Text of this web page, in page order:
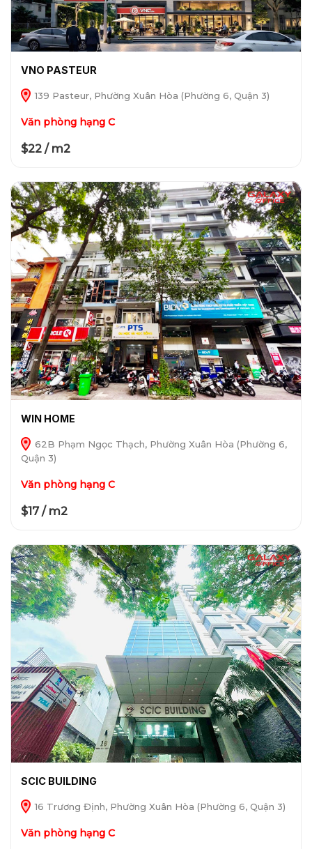
VNO PASTEUR
139 Pasteur, Phường Xuân Hòa (Phường 6, Quận 3)
Văn phòng hạng C
$22 / m2
WIN HOME
62B Phạm Ngọc Thạch, Phường Xuân Hòa (Phường 6,
Quận 3)
Văn phòng hạng C
$17 / m2
SCIC BUILDING
16 Trương Định, Phường Xuân Hòa (Phường 6, Quận 3)
Văn phòng hạng C